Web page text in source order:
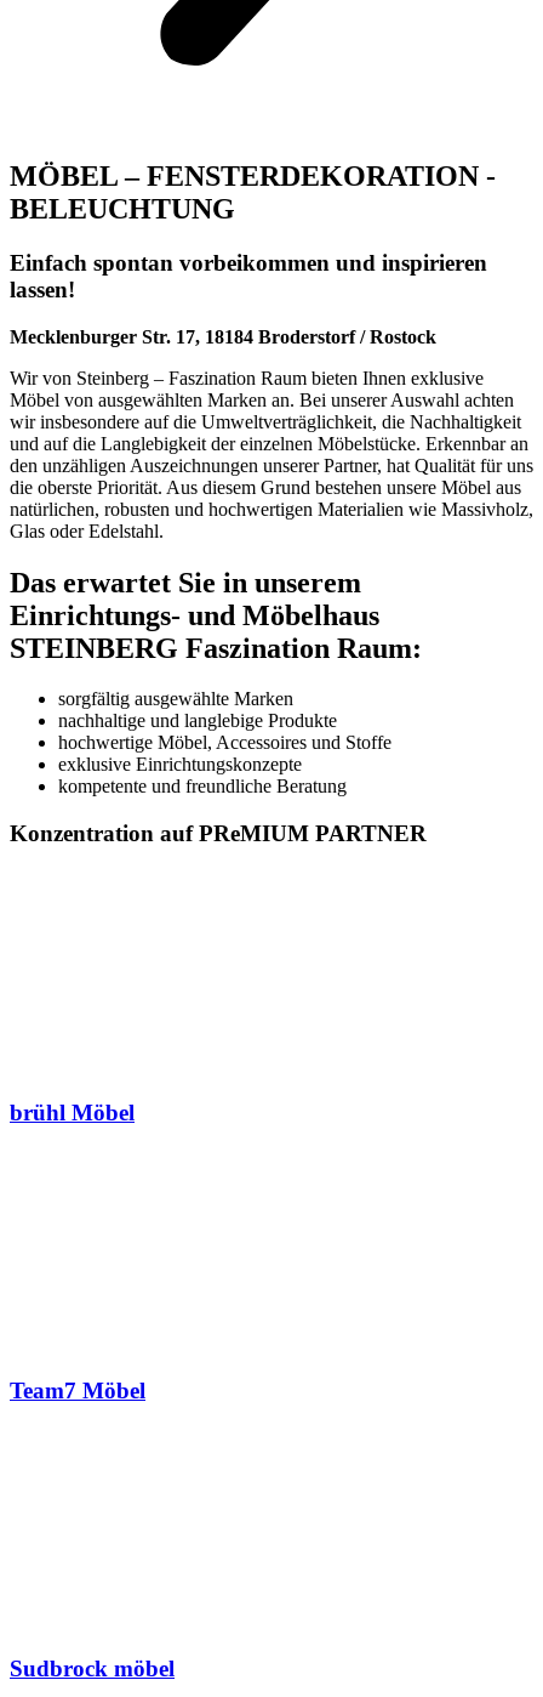
MÖBEL – FENSTERDEKORATION -
BELEUCHTUNG
Einfach spontan vorbeikommen und inspirieren
lassen!
Mecklenburger Str. 17, 18184 Broderstorf / Rostock
Wir von Steinberg – Faszination Raum bieten Ihnen exklusive
Möbel von ausgewählten Marken an. Bei unserer Auswahl achten
wir insbesondere auf die Umweltverträglichkeit, die Nachhaltigkeit
und auf die Langlebigkeit der einzelnen Möbelstücke. Erkennbar an
den unzähligen Auszeichnungen unserer Partner, hat Qualität für uns
die oberste Priorität. Aus diesem Grund bestehen unsere Möbel aus
natürlichen, robusten und hochwertigen Materialien wie Massivholz,
Glas oder Edelstahl.
Das erwartet Sie in unserem
Einrichtungs- und Möbelhaus
STEINBERG Faszination Raum:
sorgfältig ausgewählte Marken
nachhaltige und langlebige Produkte
hochwertige Möbel, Accessoires und Stoffe
exklusive Einrichtungskonzepte
kompetente und freundliche Beratung
Konzentration auf PReMIUM PARTNER
brühl Möbel
Team7 Möbel
Sudbrock möbel